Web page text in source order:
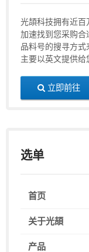
光頡科技拥有近百
加速找到您采购合
品料号的搜寻方
主要以英文提供给
立即前往
选单
首页
关于光頡
产品